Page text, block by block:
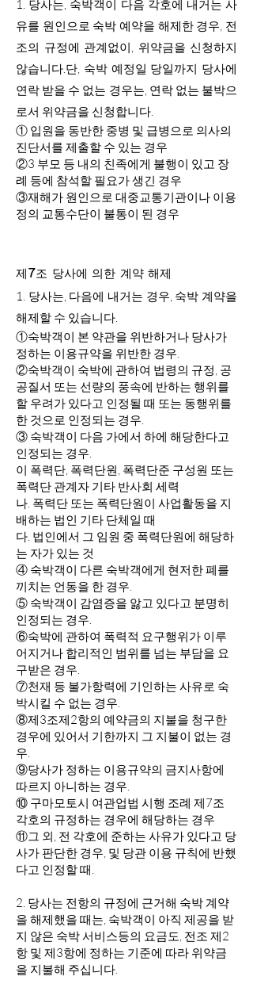
1. 당사는, 숙박객이 다음 각호에 내거는 사
유를 원인으로 숙박 예약을 해제한 경우, 전
조의 규정에 관계없이, 위약금을 신청하지
않습니다.단, 숙박 예정일 당일까지 당사에
연락 받을 수 없는 경우는, 연락 없는 불박으
로서 위약금을 신청합니다.
① 입원을 동반한 중병 및 급병으로 의사의
진단서를 제출할 수 있는 경우
②3 부모 등 내의 친족에게 불행이 있고 장
례 등에 참석할 필요가 생긴 경우
③재해가 원인으로 대중교통기관이나 이용
정의 교통수단이 불통이 된 경우
제7조 당사에 의한 계약 해제
1. 당사는, 다음에 내거는 경우, 숙박 계약을
해제할 수 있습니다.
①숙박객이 본 약관을 위반하거나 당사가
정하는 이용규약을 위반한 경우.
②숙박객이 숙박에 관하여 법령의 규정, 공
공질서 또는 선량의 풍속에 반하는 행위를
할 우려가 있다고 인정될 때 또는 동행위를
한 것으로 인정되는 경우.
③ 숙박객이 다음 가에서 하에 해당한다고
인정되는 경우.
이 폭력단, 폭력단원, 폭력단준 구성원 또는
폭력단 관계자 기타 반사회 세력
나. 폭력단 또는 폭력단원이 사업활동을 지
배하는 법인 기타 단체일 때
다. 법인에서 그 임원 중 폭력단원에 해당하
는 자가 있는 것
④ 숙박객이 다른 숙박객에게 현저한 폐를
끼치는 언동을 한 경우.
⑤ 숙박객이 감염증을 앓고 있다고 분명히
인정되는 경우.
⑥숙박에 관하여 폭력적 요구행위가 이루
어지거나 합리적인 범위를 넘는 부담을 요
구받은 경우.
⑦천재 등 불가항력에 기인하는 사유로 숙
박시킬 수 없는 경우.
⑧제3조제2항의 예약금의 지불을 청구한
경우에 있어서 기한까지 그 지불이 없는 경
우.
⑨당사가 정하는 이용규약의 금지사항에
따르지 아니하는 경우.
⑩ 구마모토시 여관업법 시행 조례 제7조
각호의 규정하는 경우에 해당하는 경우
⑪그 외, 전 각호에 준하는 사유가 있다고 당
사가 판단한 경우, 및 당관 이용 규칙에 반했
다고 인정할 때.
2. 당사는 전항의 규정에 근거해 숙박 계약
을 해제했을 때는, 숙박객이 아직 제공을 받
지 않은 숙박 서비스등의 요금도, 전조 제2
항 및 제3항에 정하는 기준에 따라 위약금
을 지불해 주십니다.